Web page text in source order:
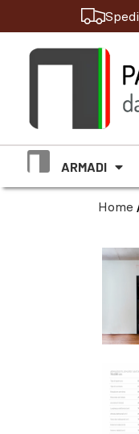
ARMADI
Home